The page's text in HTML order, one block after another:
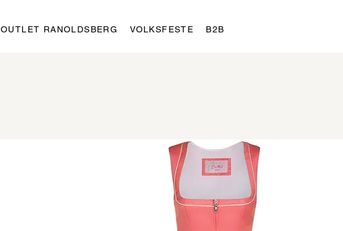
OUTLET RANOLDSBERG VOLKSFESTE B2B